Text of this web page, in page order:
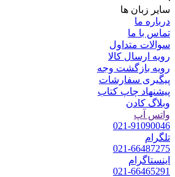
سایر زبان ها
درباره ما
تماس با ما
سوالات متداول
رویه ارسال کالا
رویه بازگشت وجه
پیگیری سفارشات
پیشنهاد چاپ کتاب
وبلاگ کادن
واتس آپ
021-91090046
تلگرام
021-66487275
اینستاگرام
021-66465291